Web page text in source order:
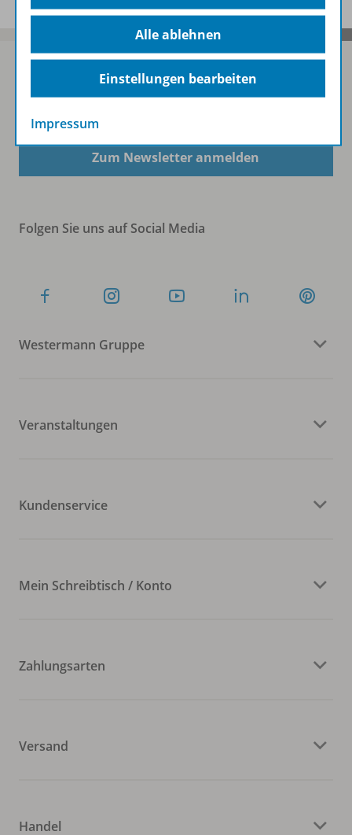
Zum Newsletter anmelden
Folgen Sie uns auf Social Media
Westermann Gruppe
Veranstaltungen
Kundenservice
Mein Schreibtisch / Konto
Zahlungsarten
Versand
Handel
Alle ablehnen
Einstellungen bearbeiten
Impressum